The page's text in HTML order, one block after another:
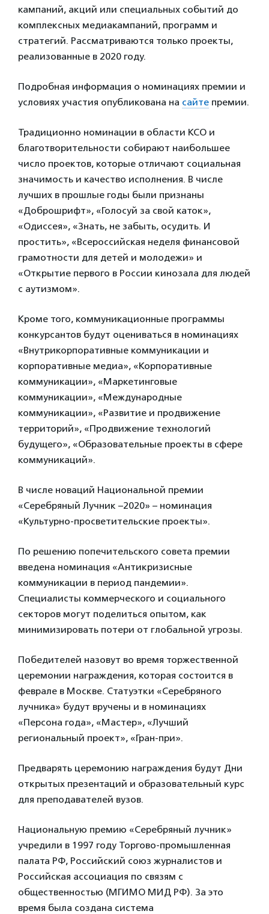
кампаний, акций или специальных событий до
комплексных медиакампаний, программ и
стратегий. Рассматриваются только проекты,
реализованные в 2020 году.
Подробная информация о номинациях премии и
условиях участия опубликована на сайте премии.
Традиционно номинации в области КСО и
благотворительности собирают наибольшее
число проектов, которые отличают социальная
значимость и качество исполнения. В числе
лучших в прошлые годы были признаны
«Доброшрифт», «Голосуй за свой каток»,
«Одиссея», «Знать, не забыть, осудить. И
простить», «Всероссийская неделя финансовой
грамотности для детей и молодежи» и
«Открытие первого в России кинозала для людей
с аутизмом».
Кроме того, коммуникационные программы
конкурсантов будут оцениваться в номинациях
«Внутрикорпоративные коммуникации и
корпоративные медиа», «Корпоративные
коммуникации», «Маркетинговые
коммуникации», «Международные
коммуникации», «Развитие и продвижение
территорий», «Продвижение технологий
будущего», «Образовательные проекты в сфере
коммуникаций».
В числе новаций Национальной премии
«Серебряный Лучник –2020» – номинация
«Культурно-просветительские проекты».
По решению попечительского совета премии
введена номинация «Антикризисные
коммуникации в период пандемии».
Специалисты коммерческого и социального
секторов могут поделиться опытом, как
минимизировать потери от глобальной угрозы.
Победителей назовут во время торжественной
церемонии награждения, которая состоится в
феврале в Москве. Статуэтки «Серебряного
лучника» будут вручены и в номинациях
«Персона года», «Мастер», «Лучший
региональный проект», «Гран-при».
Предварять церемонию награждения будут Дни
открытых презентаций и образовательный курс
для преподавателей вузов.
Национальную премию «Серебряный лучник»
учредили в 1997 году Торгово-промышленная
палата РФ, Российский союз журналистов и
Российская ассоциация по связям с
общественностью (МГИМО МИД РФ). За это
время была создана система